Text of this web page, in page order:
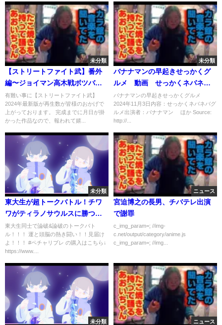
未分類
【ストリートファイト武】番外
編〜ジョイマン高木戦ボツバト
ル〜
有難い事に【ストリートファイト武】
2024年最新版が再生数が皆様のおかげで
上がっております。 完成までに月日が掛
かった作品なので、報われて嬉...
未分類
バナナマンの早起きせっかくグ
ルメ 動画 せっかくネバネバ
グルメ 11月3日
バナナマンの早起きせっかくグルメ
2024年11月3日内容：せっかくネバネバグ
ルメ出演者：バナナマン ほか Source:
http://...
未分類
東大生が超トークバトル！チワ
ワがティラノサウルスに勝つ方
法は？
東大生同士で論破&論破のトークバト
ル！！！ 運と頭脳の熱き闘い！！見届け
よ！！！ #ペチャリブレ の購入はこちら↓
https://www....
ニュース
宮迫博之の長男、チバテレ出演
で謝罪
c_img_param=; //img-
c.net/output/category/anime.js
c_img_param=; //img...
未分類 ニュース